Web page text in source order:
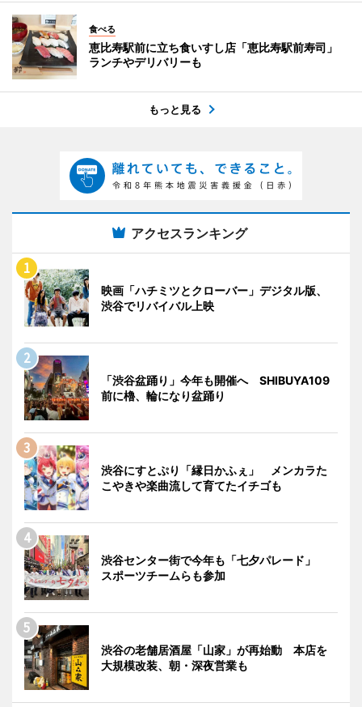
食べる
恵比寿駅前に立ち食いすし店「恵比寿駅前寿司」
ランチやデリバリーも
もっと見る
アクセスランキング
映画「ハチミツとクローバー」デジタル版、
渋谷でリバイバル上映
「渋谷盆踊り」今年も開催へ SHIBUYA109
前に櫓、輪になり盆踊り
渋谷にすとぷり「縁日かふぇ」 メンカラた
こやきや楽曲流して育てたイチゴも
渋谷センター街で今年も「七夕パレード」
スポーツチームらも参加
渋谷の老舗居酒屋「山家」が再始動 本店を
大規模改装、朝・深夜営業も